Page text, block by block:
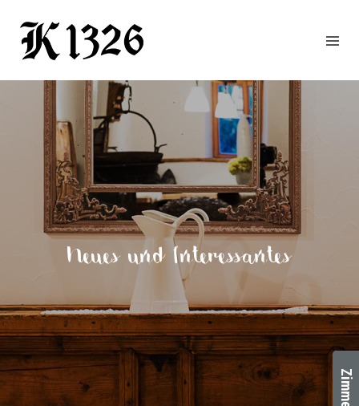
HOTEL
EVENTS
REGION
ZIMMER
BUCHEN
KONTAKT
ANFRAGE
Neues und Interessantes